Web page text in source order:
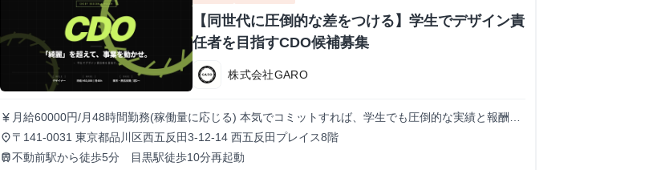
【同世代に圧倒的な差をつける】学生でデザイン責
任者を目指すCDO候補募集
株式会社GARO
currency_yen 月給60000円/月48時間勤務(稼働量に応じる) 本気でコミットすれば、学生でも圧倒的な実績と報酬を
得られる環境です。
place 〒141-0031 東京都品川区西五反田3-12-14 西五反田プレイス8階
train不動前駅から徒歩5分 目黒駅徒歩10分再起動